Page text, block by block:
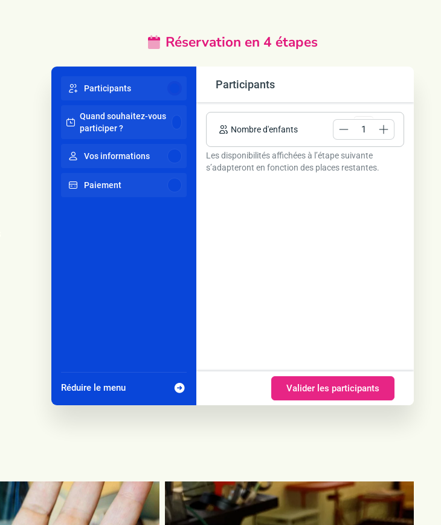
Réservation en 4 étapes
Participants
Quand souhaitez-vous
participer ?
Vos informations
Paiement
Réduire le menu
Participants
Nombre
Les disponibilités affichées à l’étape suivante
s’adapteront en fonction des places restantes.
Valider les participants